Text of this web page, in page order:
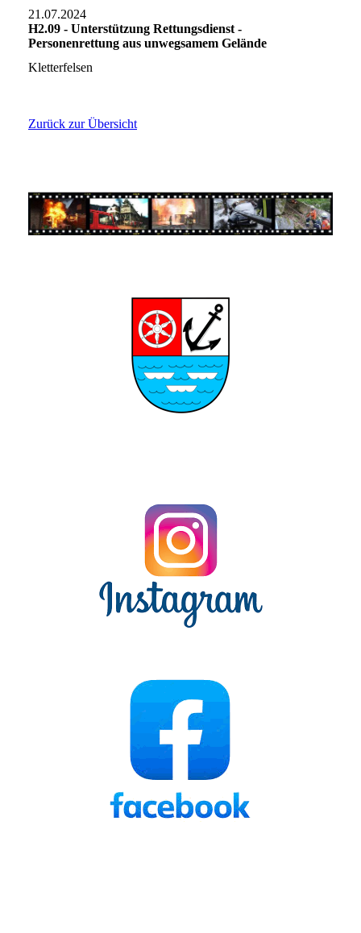
21.07.2024
H2.09 - Unterstützung Rettungsdienst -
Personenrettung aus unwegsamem Gelände
Kletterfelsen
Zurück zur Übersicht